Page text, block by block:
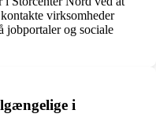
virksomheder
jobportaler og sociale
i